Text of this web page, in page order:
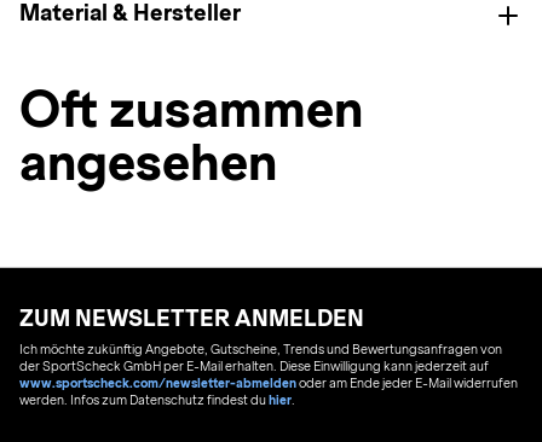
Material & Hersteller
Oft zusammen
angesehen
ZUM NEWSLETTER ANMELDEN
Ich möchte zukünftig Angebote, Gutscheine, Trends und Bewertungsanfragen von
der SportScheck GmbH per E-Mail erhalten. Diese Einwilligung kann jederzeit auf
www.sportscheck.com/newsletter-abmeldenoder am Ende jeder E-Mail widerrufen
werden. Infos zum Datenschutz findest duhier